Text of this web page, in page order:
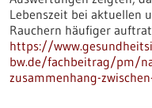
Lebenszeit bei aktuellen
Rauchern häufiger
https://
bw.de/fachbeitrag/pm/
zusammenhang-